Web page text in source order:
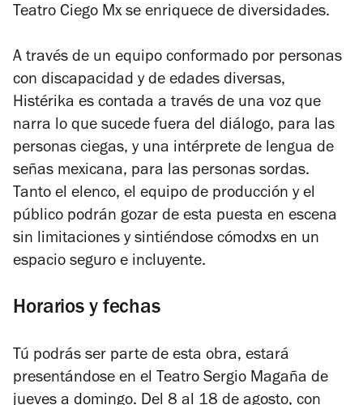
Teatro Ciego Mx se enriquece de diversidades.
A través de un equipo conformado por personas
con discapacidad y de edades diversas,
Histérika es contada a través de una voz que
narra lo que sucede fuera del diálogo, para las
personas ciegas, y una intérprete de lengua de
señas mexicana, para las personas sordas.
Tanto el elenco, el equipo de producción y el
público podrán gozar de esta puesta en escena
sin limitaciones y sintiéndose cómodxs en un
espacio seguro e incluyente.
Horarios y fechas
Tú podrás ser parte de esta obra, estará
presentándose en el Teatro Sergio Magaña de